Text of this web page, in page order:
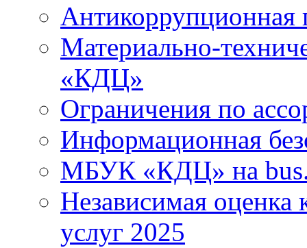
Антикоррупционная
Материально-
«КДЦ»
Ограничения по
Информационная
МБУК «КДЦ» на
Независимая оценка
услуг 2025